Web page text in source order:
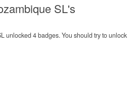
SL's
unlocked 4 badges. You should try to unlock